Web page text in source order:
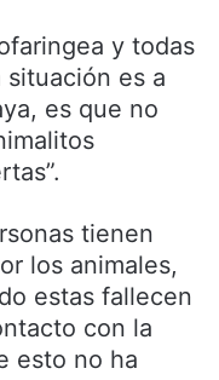
y todas
es a
es que no
tienen
los animales,
estas fallecen
con la
esto no ha